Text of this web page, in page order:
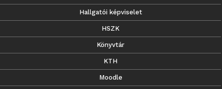
Hallgatói képviselet
HSZK
Könyvtár
KTH
Moodle